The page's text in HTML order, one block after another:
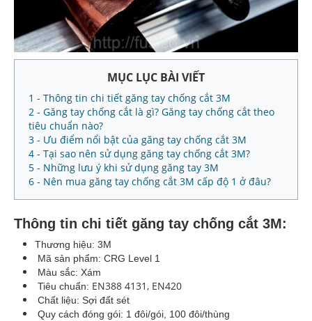
MỤC LỤC BÀI VIẾT
1 - Thông tin chi tiết găng tay chống cắt 3M
2 - Găng tay chống cắt là gì? Găng tay chống cắt theo
tiêu chuẩn nào?
3 - Ưu điểm nổi bật của găng tay chống cắt 3M
4 - Tại sao nên sử dụng găng tay chống cắt 3M?
5 - Những lưu ý khi sử dụng găng tay 3M
6 - Nên mua găng tay chống cắt 3M cấp độ 1 ở đâu?
Thông tin chi tiết găng tay chống cắt 3M:
Thương hiệu: 3M
Mã sản phẩm: CRG Level 1
Màu sắc: Xám
Tiêu chuẩn: EN388 4131, EN420
Chất liệu: Sợi đất sét
Quy cách đóng gói: 1 đôi/gói, 100 đôi/thùng